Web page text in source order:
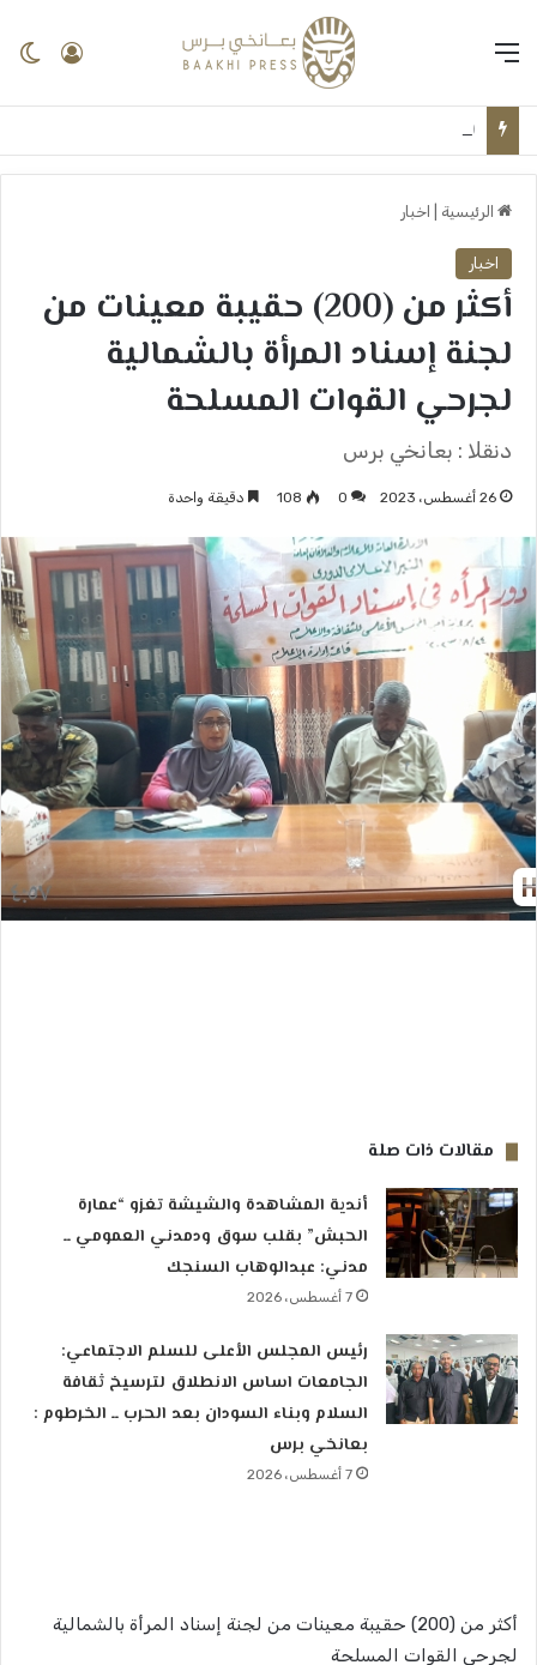
الرئيسية اخبار
اخبار
أكثر من (200) حقيبة معينات من
لجنة إسناد المرأة بالشمالية
لجرحي القوات المسلحة
دنقلا : بعانخي برس
26 أغسطس، 2023 0
108 دقيقة واحدة
مقالات ذات صلة
أندية المشاهدة والشيشة تغزو “عمارة
الحبش” بقلب سوق ودمدني العمومي ــ
مدني: عبدالوهاب السنجك
7 أغسطس، 2026
رئيس المجلس الأعلى للسلم الاجتماعي:
الجامعات اساس الانطلاق لترسيخ ثقافة
السلام وبناء السودان بعد الحرب ــ الخرطوم :
بعانخي برس
7 أغسطس، 2026
أكثر من (200) حقيبة معينات من لجنة إسناد المرأة بالشمالية
لجرحي القوات المسلحة